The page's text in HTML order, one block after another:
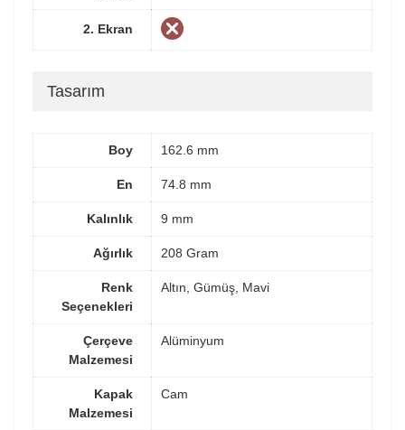
2. Ekran
Tasarım
Boy 162.6 mm
En 74.8 mm
Kalınlık 9 mm
Ağırlık 208 Gram
Renk
Seçenekleri
Altın, Gümüş, Mavi
Çerçeve
Malzemesi
Alüminyum
Kapak
Malzemesi
Cam